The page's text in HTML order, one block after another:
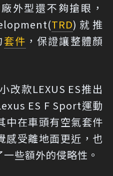
外型還不夠搶眼，
TRD)就推
套件 ，保證讓整體顏
改款LEXUS ES推出
ES F Sport運動
中在車頭有空氣套件
感受離地面更近，也
些額外的侵略性。